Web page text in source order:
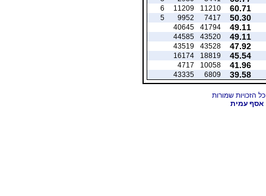
60.71
11210
11209
6
50.30
7417
9952
5
49.11
41794
40645
49.11
43520
44585
47.92
43528
43519
45.54
18819
16174
41.96
10058
4717
39.58
6809
43335
אסף עמית